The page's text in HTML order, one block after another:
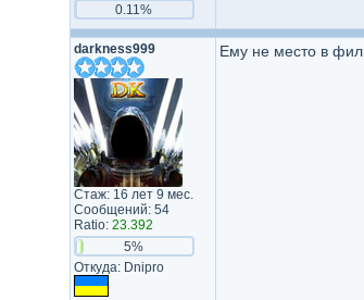
0.11%
darkness999
Стаж: 16 лет 9 мес.
Сообщений: 54
Ratio: 23.392
5%
Откуда: Dnipro
Ему не место в